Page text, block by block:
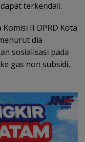
terkendali.
II DPRD Kota
dia
sosialisasi pada
gas non subsidi,